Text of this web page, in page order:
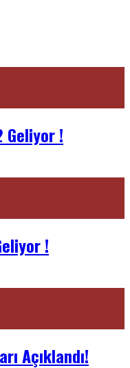
Geliyor !
!
Açıklandı!